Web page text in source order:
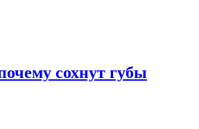
сохнут губы